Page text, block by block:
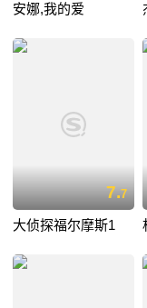
安娜,我的爱
7.7
大侦探福尔摩斯1